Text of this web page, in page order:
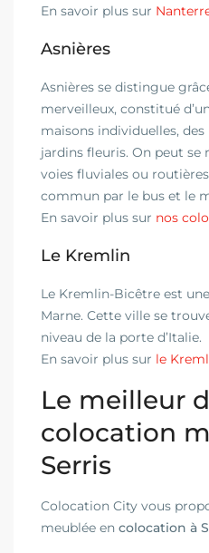
En savoir plus sur
Asnières
Asnières se distingue
merveilleux, constitué
maisons individuelles,
jardins fleuris. On peut se
voies fluviales ou
commun par le bus et le
En savoir plus sur nos
Le Kremlin
Le Kremlin-Bicêtre est
Marne. Cette ville se
niveau de la porte d’Italie.
En savoir plus sur le
Le meilleur
colocation
Serris
Colocation City vous
meublée encolocation à